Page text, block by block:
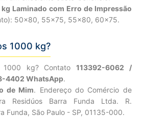
Laminado com Erro de Impressão
50×80, 55×75, 55×80, 60×75.
1000 kg?
1000 kg? Contato 113392-6062 /
4402 WhatsApp.
de Mim. Endereço do Comércio de
Residúos Barra Funda Ltda. R.
Funda, São Paulo - SP, 01135-000.